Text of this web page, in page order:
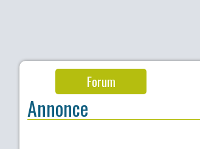
Forum
Annonce